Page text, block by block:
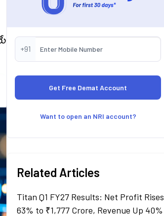
+91
Want to open an NRI account?
Related Articles
Titan Q1 FY27 Results: Net Profit Rises
63% to ₹1,777 Crore, Revenue Up 40%